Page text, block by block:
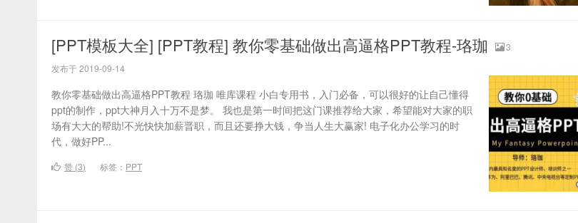
[PPT模板大全] [PPT教程] 教你零基础做出高逼格PPT教程-珞珈
3
发布于 2019-09-14
教你零基础做出高逼格PPT教程 珞珈 唯库课程 小白专用书，入门必备，可以很好的让自己懂得
ppt的制作，ppt大神月入十万不是梦。 我也是第一时间把这门课推荐给大家，希望能对大家的职
场有大大的帮助!不光快快加薪晋职，而且还要挣大钱，争当人生大赢家! 电子化办公学习的时
代，做好PP...
赞 (3) 标签： PPT